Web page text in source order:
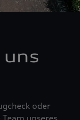
oder
unseres